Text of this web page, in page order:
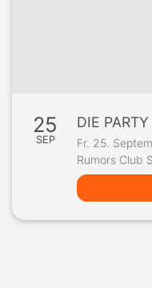
25
SEP
Fr. 25.
Rumors Club